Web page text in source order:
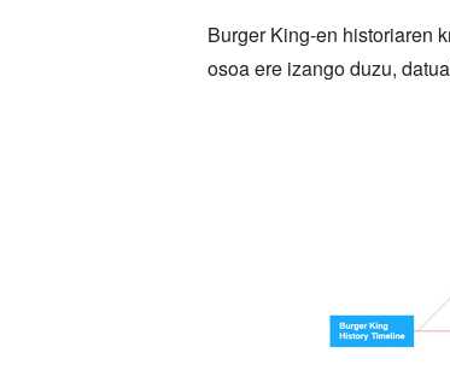
Burger King-en historiaren
osoa ere izango duzu,